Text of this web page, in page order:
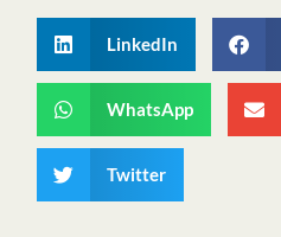
LinkedIn
WhatsApp
Twitter